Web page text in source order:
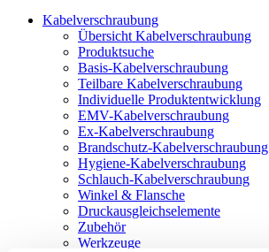
Kabelverschraubung
Übersicht Kabelverschraubung
Produktsuche
Basis-Kabelverschraubung
Teilbare Kabelverschraubung
Individuelle Produktentwicklung
EMV-Kabelverschraubung
Ex-Kabelverschraubung
Brandschutz-Kabelverschraubung
Hygiene-Kabelverschraubung
Schlauch-Kabelverschraubung
Winkel & Flansche
Druckausgleichselemente
Zubehör
Werkzeuge